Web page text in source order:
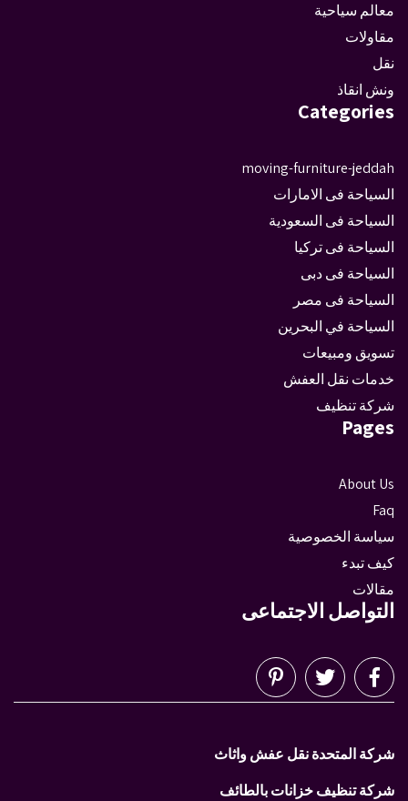
معالم سياحية
مقاولات
نقل
ونش انقاذ
Categories
moving-furniture-jeddah
السياحة فى الامارات
السياحة فى السعودية
السياحة فى تركيا
السياحة فى دبى
السياحة فى مصر
السياحة في البحرين
تسويق ومبيعات
خدمات نقل العفش
شركة تنظيف
Pages
About Us
Faq
سياسة الخصوصية
كيف تبدء
مقالات
التواصل الاجتماعى
شركة المتحدة نقل عفش واثاث
شركة تنظيف خزانات بالطائف